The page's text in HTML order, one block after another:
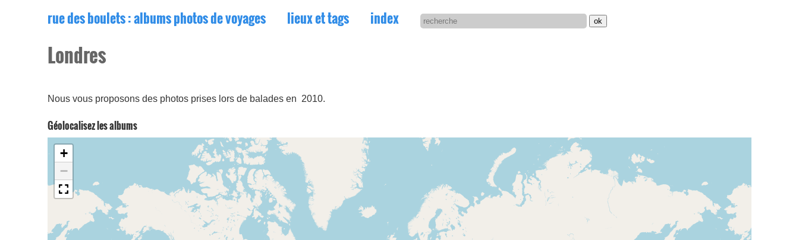
rue des boulets: albums photos de voyages lieux et tags index
Londres
Nous vous proposons des photos prises lors de balades en 2010.
Géolocalisez les albums
+
−